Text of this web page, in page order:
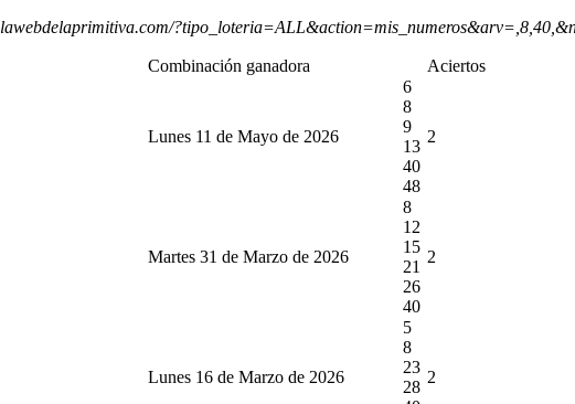
lawebdelaprimitiva.com/
Combinación ganadora Aciertos
Lunes 11 de Mayo de 2026
6
8
9
13
40
48
2
Martes 31 de Marzo de 2026
8
12
15
21
26
40
2
Lunes 16 de Marzo de 2026
5
8
23
28
2